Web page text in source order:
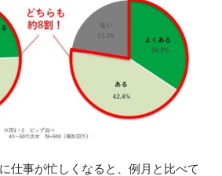
仕事が忙しくなると、例月と比べて